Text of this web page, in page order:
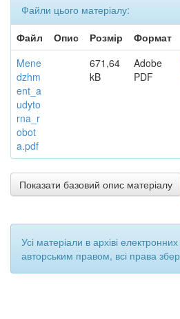
Файли цього матеріалу:
Файл
Опис Розмір
Формат
Mene
dzhm
ent_a
udyto
rna_r
obot
a.pdf
671,64
kB
Adobe
PDF
Показати базовий опис матеріалу
Усі матеріали в архіві
авторським правом, всі права